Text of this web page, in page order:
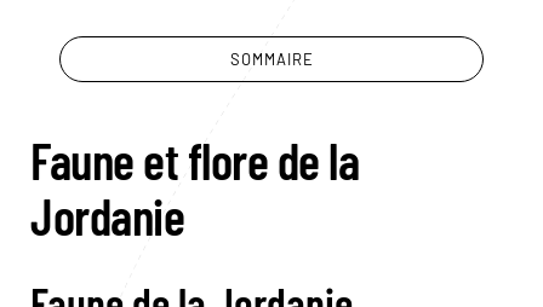
SOMMAIRE
Faune et flore de la
Jordanie